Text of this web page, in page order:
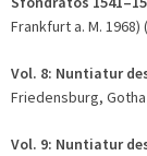
Frankfurt a. M. 1968)
Vol. 8: Nuntiatur
Friedensburg, Gotha
Vol. 9: Nuntiatur